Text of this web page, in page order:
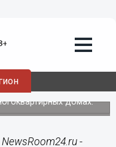
новые
переселения
фонда
площадью почти 4
домах.
-